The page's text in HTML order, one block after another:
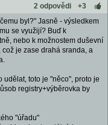
2 odpovědi
+3
byl?" Jasně - výsledkem
se využijí? Buď k
nebo k možnostem duševní
je zase drahá sranda, a
toto je "něco", proto je
registry+výběrovka by
"úřadu"